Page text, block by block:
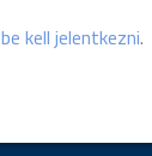
be kell jelentkezni.